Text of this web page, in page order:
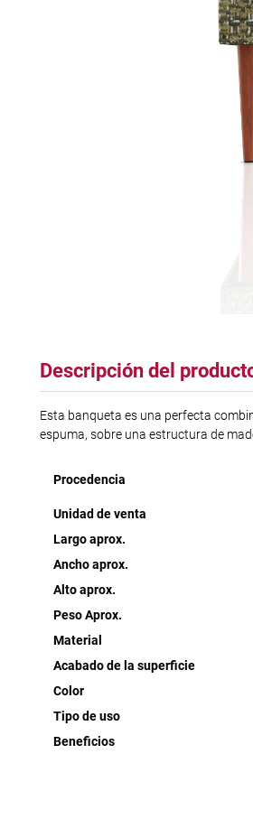
Descripción del
Esta banqueta es una perfecta
espuma, sobre una estructura de
Procedencia
Unidad de venta
Largo aprox.
Ancho aprox.
Alto aprox.
Peso Aprox.
Material
Acabado de la superficie
Color
Tipo de uso
Beneficios